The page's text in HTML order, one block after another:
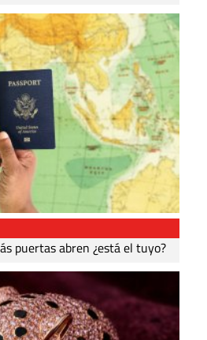
puertas abren ¿está el tuyo?